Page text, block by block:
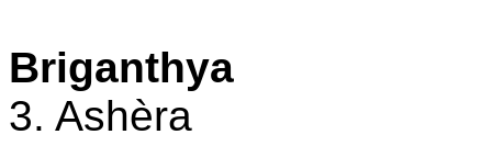
Briganthya
3. Ashèra